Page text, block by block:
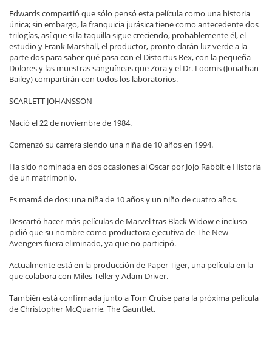
Edwards compartió que sólo pensó esta película como una historia
única; sin embargo, la franquicia jurásica tiene como antecedente dos
trilogías, así que si la taquilla sigue creciendo, probablemente él, el
estudio y Frank Marshall, el productor, pronto darán luz verde a la
parte dos para saber qué pasa con el Distortus Rex, con la pequeña
Dolores y las muestras sanguíneas que Zora y el Dr. Loomis (Jonathan
Bailey) compartirán con todos los laboratorios.
SCARLETT JOHANSSON
Nació el 22 de noviembre de 1984.
Comenzó su carrera siendo una niña de 10 años en 1994.
Ha sido nominada en dos ocasiones al Oscar por Jojo Rabbit e Historia
de un matrimonio.
Es mamá de dos: una niña de 10 años y un niño de cuatro años.
Descartó hacer más películas de Marvel tras Black Widow e incluso
pidió que su nombre como productora ejecutiva de The New
Avengers fuera eliminado, ya que no participó.
Actualmente está en la producción de Paper Tiger, una película en la
que colabora con Miles Teller y Adam Driver.
También está confirmada junto a Tom Cruise para la próxima película
de Christopher McQuarrie, The Gauntlet.